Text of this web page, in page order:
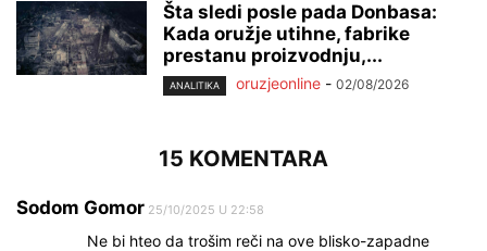
Šta sledi posle pada Donbasa:
Kada oružje utihne, fabrike
prestanu proizvodnju,...
ANALITIKA oruzjeonline - 02/08/2026
15 KOMENTARA
Sodom Gomor 25/10/2025 U 22:58
Ne bi hteo da trošim reči na ove blisko-zapadne